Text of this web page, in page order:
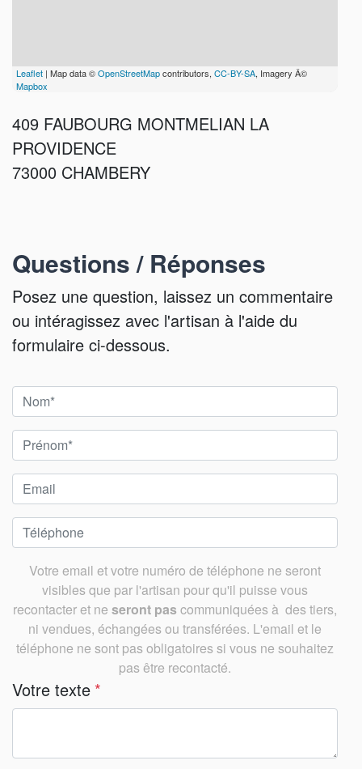
Leaflet | Map data ©OpenStreetMapcontributors, CC-BY-SA, Imagery Â©
Mapbox
409 FAUBOURG MONTMELIAN LA
PROVIDENCE
73000 CHAMBERY
Questions / Réponses
Posez une question, laissez un commentaire
ou intéragissez avec l'artisan à l'aide du
formulaire ci-dessous.
Votre email et votre numéro de téléphone ne seront
visibles que par l'artisan pour qu'il puisse vous
recontacter et ne seront pas communiquées à des tiers,
ni vendues, échangées ou transférées. L'email et le
téléphone ne sont pas obligatoires si vous ne souhaitez
pas être recontacté.
Votre texte *